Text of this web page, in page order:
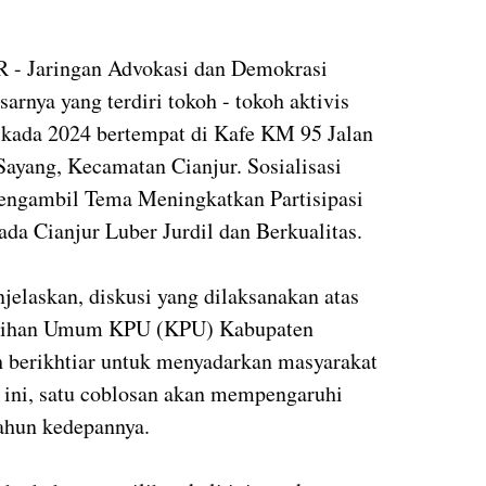
Jaringan Advokasi dan Demokrasi
yang terdiri tokoh - tokoh aktivis
2024 bertempat di Kafe KM 95 Jalan
Kecamatan Cianjur. Sosialisasi
Tema Meningkatkan Partisipasi
Cianjur Luber Jurdil dan Berkualitas.
diskusi yang dilaksanakan atas
Umum KPU (KPU) Kabupaten
untuk menyadarkan masyarakat
satu coblosan akan mempengaruhi
kedepannya.